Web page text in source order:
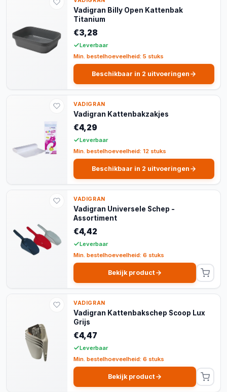
Vadigran Billy Open Kattenbak
Titanium
€3,28
Leverbaar
Min. bestelhoeveelheid: 5 stuks
Beschikbaar in 2 uitvoeringen
VADIGRAN
Vadigran Kattenbakzakjes
€4,29
Leverbaar
Min. bestelhoeveelheid: 12 stuks
Beschikbaar in 2 uitvoeringen
VADIGRAN
Vadigran Universele Schep -
Assortiment
€4,42
Leverbaar
Min. bestelhoeveelheid: 6 stuks
Bekijk product
VADIGRAN
Vadigran Kattenbakschep Scoop Lux
Grijs
€4,47
Leverbaar
Min. bestelhoeveelheid: 6 stuks
Bekijk product